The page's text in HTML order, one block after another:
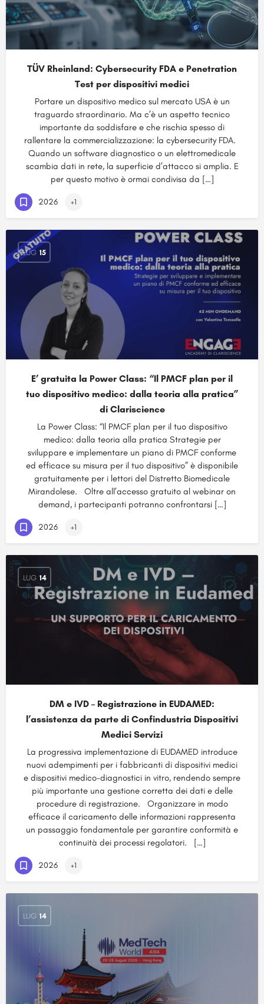
TÜV Rheinland: Cybersecurity FDA e Penetration
Test per dispositivi medici
Portare un dispositivo medico sul mercato USA è un
traguardo straordinario. Ma c’è un aspetto tecnico
importante da soddisfare e che rischia spesso di
rallentare la commercializzazione: la cybersecurity FDA.
Quando un software diagnostico o un elettromedicale
scambia dati in rete, la superficie d’attacco si amplia. E
per questo motivo è ormai condivisa da […]
2026 +1
LUG 15
E’ gratuita la Power Class: “Il PMCF plan per il
tuo dispositivo medico: dalla teoria alla pratica”
di Clariscience
La Power Class: “Il PMCF plan per il tuo dispositivo
medico: dalla teoria alla pratica Strategie per
sviluppare e implementare un piano di PMCF conforme
ed efficace su misura per il tuo dispositivo” è disponibile
gratuitamente per i lettori del Distretto Biomedicale
Mirandolese. Oltre all’accesso gratuito al webinar on
demand, i partecipanti potranno confrontarsi […]
2026 +1
LUG 14
DM e IVD – Registrazione in EUDAMED:
l’assistenza da parte di Confindustria Dispositivi
Medici Servizi
La progressiva implementazione di EUDAMED introduce
nuovi adempimenti per i fabbricanti di dispositivi medici
e dispositivi medico-diagnostici in vitro, rendendo sempre
più importante una gestione corretta dei dati e delle
procedure di registrazione. Organizzare in modo
efficace il caricamento delle informazioni rappresenta
un passaggio fondamentale per garantire conformità e
continuità dei processi regolatori. […]
2026 +1
LUG 14